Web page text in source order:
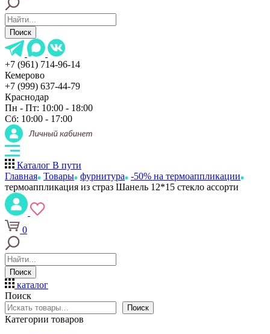
Поиск
+7 (961) 714-96-14
Кемерово
+7 (999) 637-44-79
Краснодар
Пн - Пт: 10:00 - 18:00
Сб: 10:00 - 17:00
Каталог В пути
Главная Товары фурнитура
-50% на термоаппликации
термоаппликация из страз Шанель 12*15 стекло ассорти
0
Поиск
каталог
Поиск
Поиск
Категории товаров